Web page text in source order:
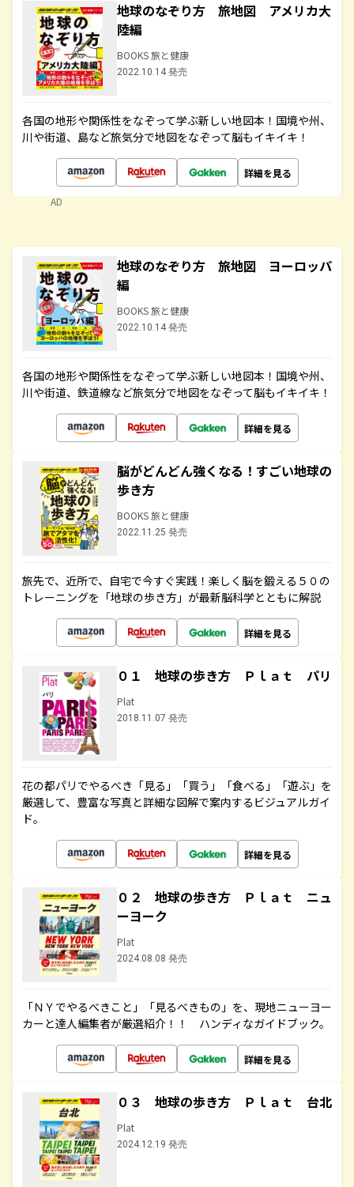
地球のなぞり方 旅地図 アメリカ大
陸編
BOOKS 旅と健康
2022.10.14 発売
各国の地形や関係性をなぞって学ぶ新しい地図本！国境や州、
川や街道、島など旅気分で地図をなぞって脳もイキイキ！
詳細を見る
AD
地球のなぞり方 旅地図 ヨーロッパ
編
BOOKS 旅と健康
2022.10.14 発売
各国の地形や関係性をなぞって学ぶ新しい地図本！国境や州、
川や街道、鉄道線など旅気分で地図をなぞって脳もイキイキ！
詳細を見る
脳がどんどん強くなる！すごい地球の
歩き方
BOOKS 旅と健康
2022.11.25 発売
旅先で、近所で、自宅で今すぐ実践！楽しく脳を鍛える５０の
トレーニングを「地球の歩き方」が最新脳科学とともに解説
詳細を見る
０１ 地球の歩き方 Ｐｌａｔ パリ
Plat
2018.11.07 発売
花の都パリでやるべき「見る」「買う」「食べる」「遊ぶ」を
厳選して、豊富な写真と詳細な図解で案内するビジュアルガイ
ド。
詳細を見る
０２ 地球の歩き方 Ｐｌａｔ ニュ
ーヨーク
Plat
2024.08.08 発売
「ＮＹでやるべきこと」「見るべきもの」を、現地ニューヨー
カーと達人編集者が厳選紹介！！ ハンディなガイドブック。
詳細を見る
０３ 地球の歩き方 Ｐｌａｔ 台北
Plat
2024.12.19 発売